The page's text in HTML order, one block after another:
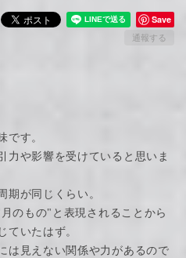
Save
通報する
です。
力や影響を受けていると思いま
期が同じくらい。
のもの"と表現されることから
ていたはず。
は見えない関係や力があるので